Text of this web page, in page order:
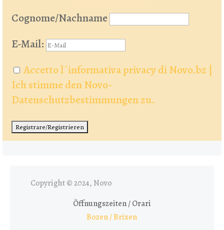
Cognome/Nachname
E-Mail:
Accetto l´informativa privacy di Novo.bz |
Ich stimme den Novo-
Datenschutzbestimmungen zu.
Copyright © 2024, Novo
Öffnungszeiten / Orari
Bozen / Brixen